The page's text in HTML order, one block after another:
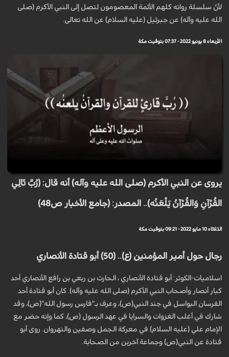
لأنّ سلسلة رواته كلهم الأئمة المعصومون لتصل إلى النبي الأكرم (صلى
الله عليه وآله) عن جبرئيل (عليه السلام) عن الله تعالى.
الأربعاء 8 يونيو 2022 - 07:37 بتوقيت مكة
يروى عن النبي الأكرم (صلى الله عليه وآله) أنه قال: (رُبَّ تَالِي
القُرْآنِ وَالقُرْآنُ يَلْعَنُه).. المصدر: (جامع الأخبار ص48)
الثلاثاء 10 مايو 2022 - 09:21 بتوقيت مكة
رجال حول أمير المؤمنين (ع).. (50) أبو قتادة الأنصاري
اسلاميات-الكوثر: أبو قتادة الأنصاري ، الحارث بن ربعي بن رافع الأنصاري أحد
كبار أنصار وأصحاب النبي الأكرم (صلى الله عليه وآله). كان أبو قتادة أحد
الفرسان البواسل في جند النبي(ص)، وعرف بـ"فارس رسول الله"(ص)، وقد
شارك في أغلب الغزوات والسرايا في عهد الرسول (ص)، كما وإنه حضر مع
الإمام علي (علیه السلام) في معركة الجمل وصفين والنهروان. روى أبو
قتادة عن النبي(ص) وجماعة آخرين من الصحابة.